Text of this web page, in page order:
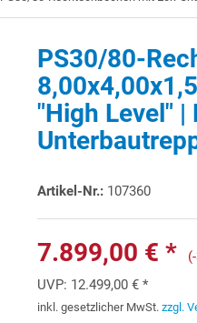
PS30/80-
"High Level" |
Artikel-Nr.: 107360
7.899,00 € *
UVP: 12.499,00 € *
inkl. gesetzlicher MwSt.zzgl.